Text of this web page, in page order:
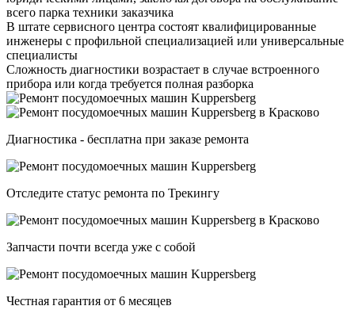
всего парка техники заказчика
В штате сервисного центра состоят квалифицированные
инженеры с профильной специализацией или универсальные
специалисты
Сложность диагностики возрастает в случае встроенного
прибора или когда требуется полная разборка
Диагностика - бесплатна при заказе ремонта
Отследите статус ремонта по Трекингу
Запчасти почти всегда уже с собой
Честная гарантия от 6 месяцев